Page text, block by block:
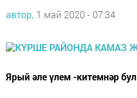
автор, 1 май 2020 - 07:34
Ярый әле үлем -китемнәр